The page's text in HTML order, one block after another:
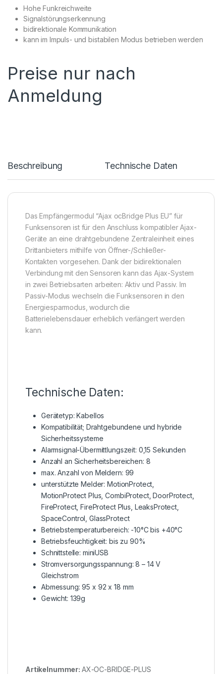
Hohe Funkreichweite
Signalstörungserkennung
bidirektionale Kommunikation
kann im Impuls- und bistabilen Modus betrieben werden
Preise nur nach
Anmeldung
Beschreibung Technische Daten
Das Empfängermodul “Ajax ocBridge Plus EU” für
Funksensoren ist für den Anschluss kompatibler Ajax-
Geräte an eine drahtgebundene Zentraleinheit eines
Drittanbieters mithilfe von Öffner-/Schließer-
Kontakten vorgesehen. Dank der bidirektionalen
Verbindung mit den Sensoren kann das Ajax-System
in zwei Betriebsarten arbeiten: Aktiv und Passiv. Im
Passiv-Modus wechseln die Funksensoren in den
Energiesparmodus, wodurch die
Batterielebensdauer erheblich verlängert werden
kann.
Technische Daten:
Gerätetyp: Kabellos
Kompatibilität; Drahtgebundene und hybride
Sicherheitssysteme
Alarmsignal-Übermittlungszeit: 0,15 Sekunden
Anzahl an Sicherheitsbereichen: 8
max. Anzahl von Meldern: 99
unterstützte Melder: MotionProtect,
MotionProtect Plus, CombiProtect, DoorProtect,
FireProtect, FireProtect Plus, LeaksProtect,
SpaceControl, GlassProtect
Betriebstemperaturbereich: -10°C bis +40°C
Betriebsfeuchtigkeit: bis zu 90%
Schnittstelle: miniUSB
Stromversorgungsspannung: 8 – 14 V
Gleichstrom
Abmessung: 95 x 92 x 18 mm
Gewicht: 139g
Artikelnummer: AX-OC-BRIDGE-PLUS